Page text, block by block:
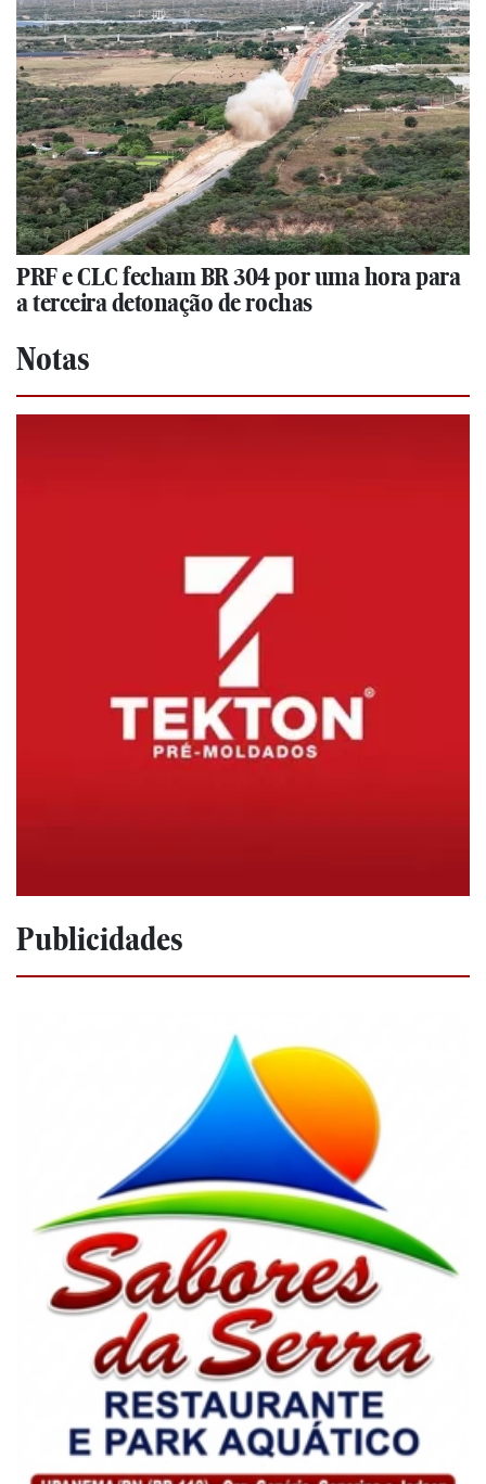
PRF e CLC fecham BR 304 por uma hora para
a terceira detonação de rochas
Notas
Publicidades